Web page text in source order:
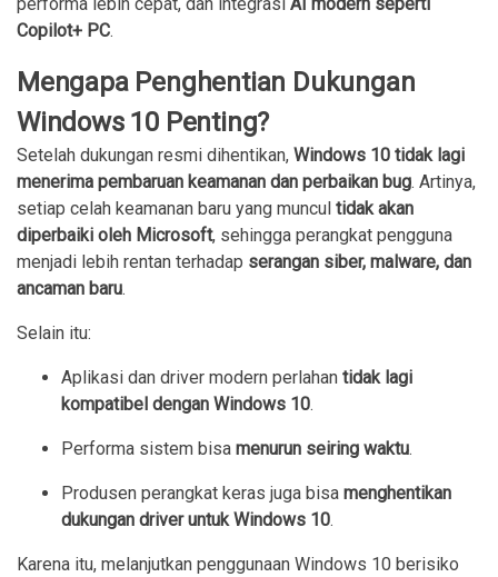
Copilot+ PC.
Mengapa Penghentian Dukungan
Windows 10 Penting?
Setelah dukungan resmi dihentikan, Windows 10 tidak lagi
menerima pembaruan keamanan dan perbaikan bug. Artinya,
setiap celah keamanan baru yang muncul tidak akan
diperbaiki oleh Microsoft, sehingga perangkat pengguna
menjadi lebih rentan terhadap serangan siber, malware, dan
ancaman baru.
Selain itu:
Aplikasi dan driver modern perlahan tidak lagi
kompatibel dengan Windows 10.
Performa sistem bisa menurun seiring waktu.
Produsen perangkat keras juga bisa menghentikan
dukungan driver untuk Windows 10.
Karena itu, melanjutkan penggunaan Windows 10 berisiko